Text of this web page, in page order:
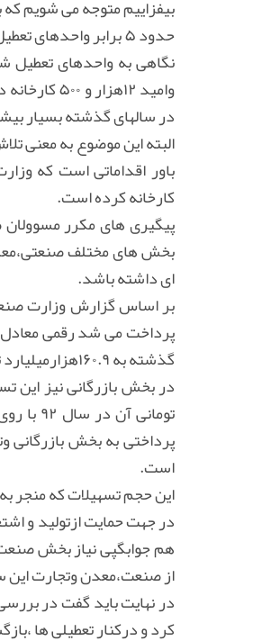
حدود ۵ برابر واحدهای تعطیل شده در این دولت هستند.
نگاهی به واحدهای تعطیل
وامید
در سالهای گذشته بسیار
البته این موضوع به معنی
باور اقداماتی است که
کارخانه کرده است.
پیگیری های مکرر
ای داشته باشد.
گذشته به ۱۶۰.۹هزارمیلیارد تومان رسید و سبب رونق و شکوفایی تولیددر کشور شد.
است.
این حجم تسهیلات که منجر
در جهت حمایت ازتولید و
هم جوابگپی نیاز بخش
از صنعت،معدن وتجارت این
در نهایت باید گفت در
کرد و درکنار تعطیلی ها